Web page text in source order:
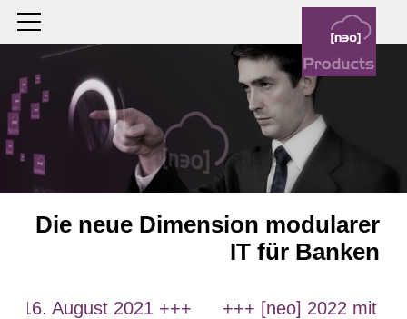
Die neue Dimension modularer
IT für Banken
August 2021 +++ +++ [neo] 2022 mit